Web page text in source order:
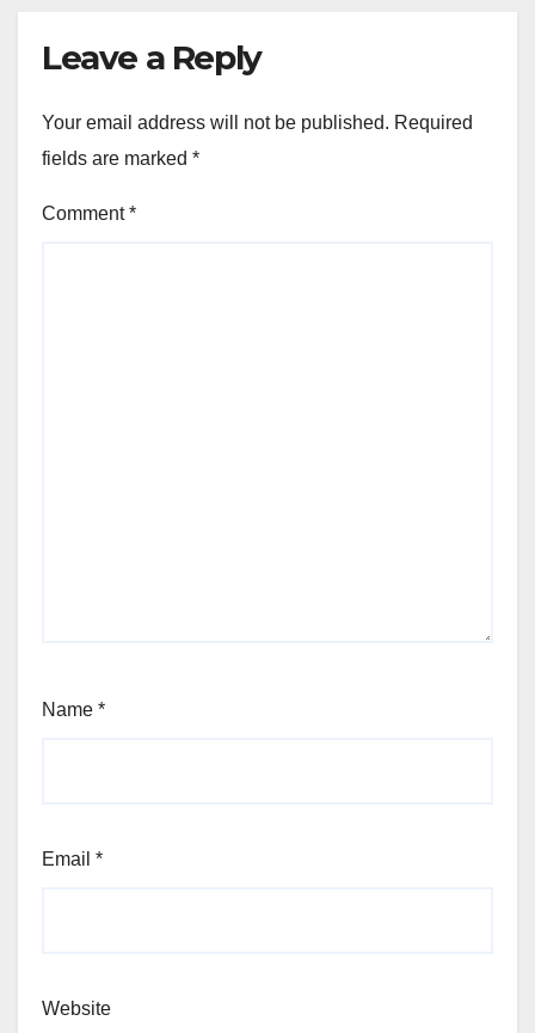
Leave a Reply
Your email address will not be published. Required
fields are marked *
Comment*
Name *
Email *
Website